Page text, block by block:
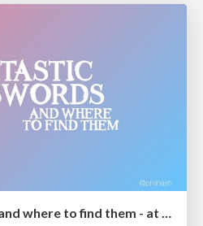
Fantastic passwords and where to find them - at NoRuKo